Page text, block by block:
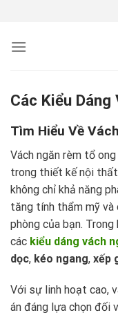
content
Các Kiểu Dáng
Tìm Hiểu Về
Vách ngăn rèm tổ
trong thiết kế nội thất
không chỉ khả năng
tăng tính thẩm mỹ và
phòng của bạn.
các kiểu dáng vách
dọc, kéo ngang, xếp
Với sự linh hoạt cao,
án đáng lựa chọn đối